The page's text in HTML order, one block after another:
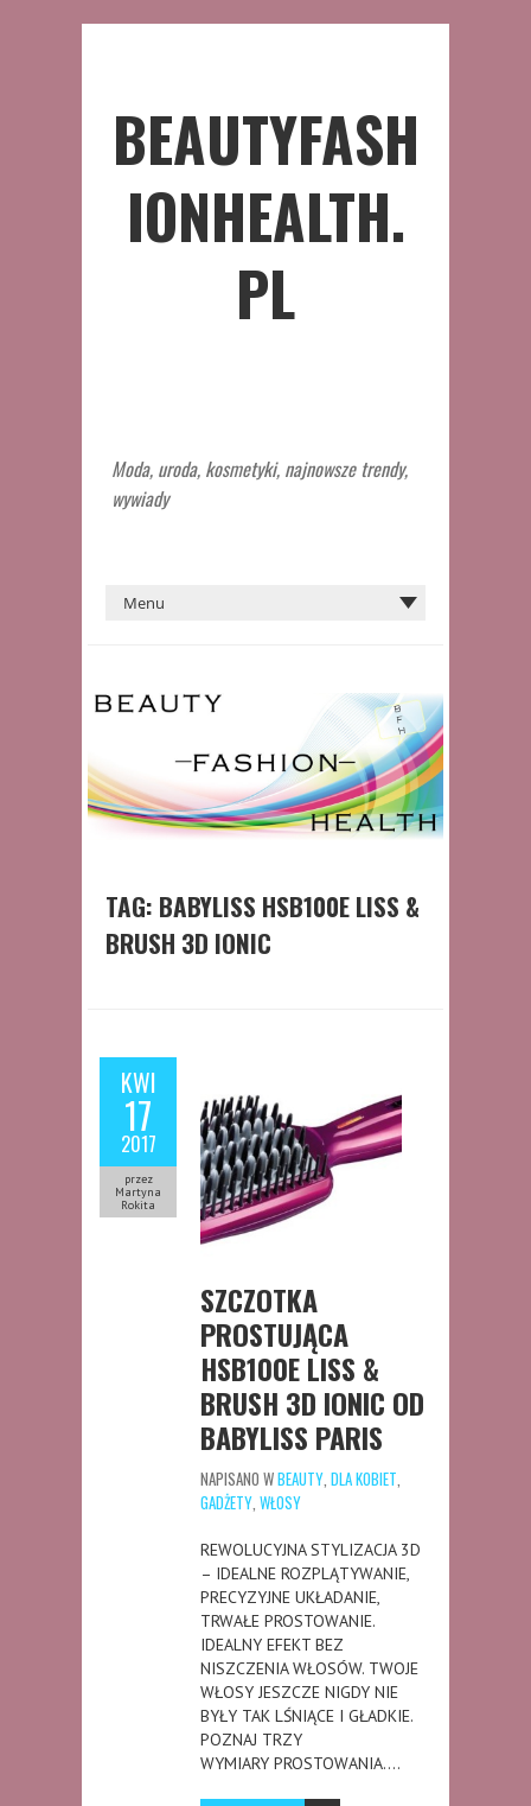
BEAUTYFASH
IONHEALTH.
PL
Moda, uroda, kosmetyki, najnowsze trendy,
wywiady
TAG: BABYLISS HSB100E LISS &
BRUSH 3D IONIC
KWI
17
2017
przez
Martyna
Rokita
SZCZOTKA
PROSTUJĄCA
HSB100E LISS &
BRUSH 3D IONIC OD
BABYLISS PARIS
NAPISANO WBEAUTY DLA KOBIET
GADŻETY WŁOSY
REWOLUCYJNA STYLIZACJA 3D
– IDEALNE ROZPLĄTYWANIE,
PRECYZYJNE UKŁADANIE,
TRWAŁE PROSTOWANIE.
IDEALNY EFEKT BEZ
NISZCZENIA WŁOSÓW. TWOJE
WŁOSY JESZCZE NIGDY NIE
BYŁY TAK LŚNIĄCE I GŁADKIE.
POZNAJ TRZY
WYMIARY PROSTOWANIA….